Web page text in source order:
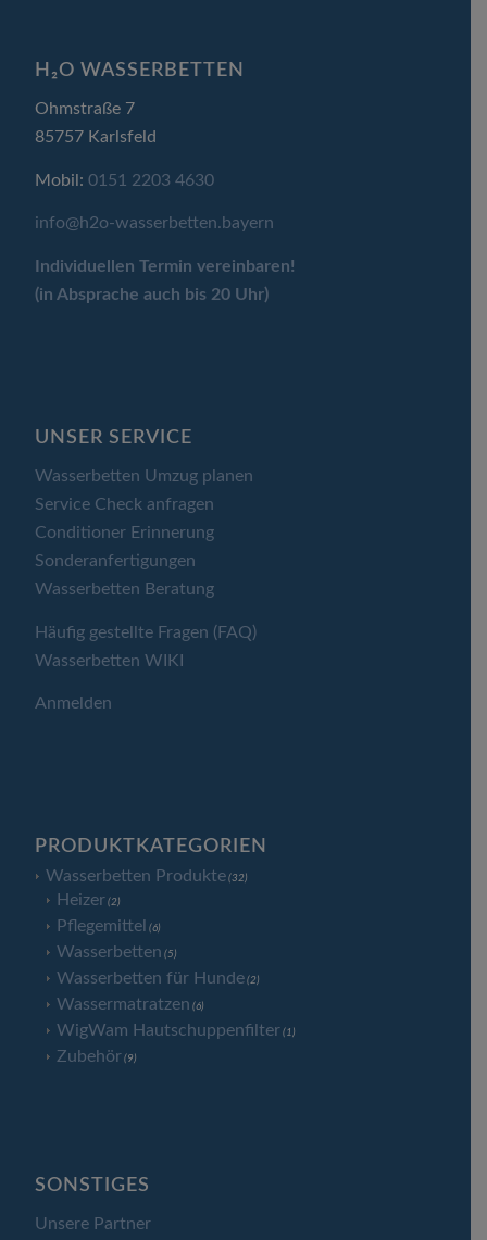
H₂O WASSERBETTEN
Ohmstraße 7
85757 Karlsfeld
Mobil:0151 2203 4630
info@h2o-wasserbetten.bayern
Individuellen Termin vereinbaren!
(in Absprache auch bis 20 Uhr)
UNSER SERVICE
Wasserbetten Umzug planen
Service Check anfragen
Conditioner Erinnerung
Sonderanfertigungen
Wasserbetten Beratung
Häufig gestellte Fragen (FAQ)
Wasserbetten WIKI
Anmelden
PRODUKTKATEGORIEN
Wasserbetten Produkte (32)
Heizer (2)
Pflegemittel (6)
Wasserbetten (5)
Wasserbetten für Hunde (2)
Wassermatratzen (6)
WigWam Hautschuppenfilter (1)
Zubehör (9)
SONSTIGES
Unsere Partner